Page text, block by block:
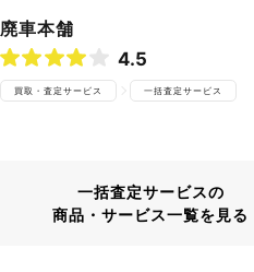
廃車本舗
4.5
買取・査定サービス 一括査定サービス
一括査定サービスの
商品・サービス一覧を見る